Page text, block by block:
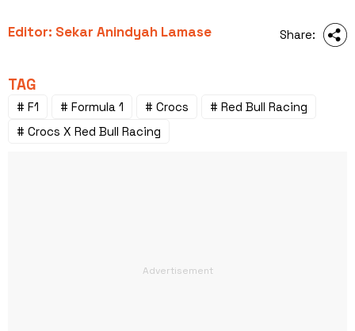
Editor: Sekar Anindyah Lamase Share:
TAG
# F1 # Formula 1 # Crocs
# Red Bull Racing
# Crocs X Red Bull Racing